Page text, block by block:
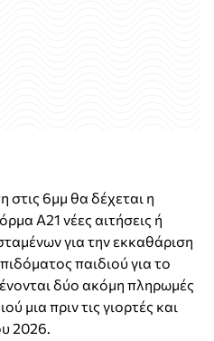
στις 6μμ θα δέχεται η
Α21 νέες αιτήσεις ή
για την εκκαθάριση
παιδιού για το
δύο ακόμη πληρωμές
μια πριν τις γιορτές και
2026.